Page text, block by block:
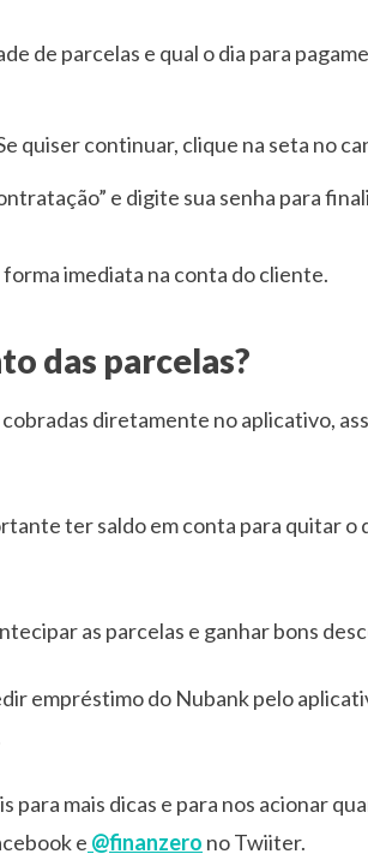
de parcelas e qual o dia para
quiser continuar, clique na seta no
e digite sua senha para
imediata na conta do cliente.
das parcelas?
diretamente no aplicativo,
ter saldo em conta para quitar o
as parcelas e ganhar bons
empréstimo do Nubank pelo
para mais dicas e para nos acionar
e @finanzero no Twiiter.